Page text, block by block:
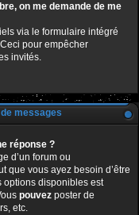
on me demande de me
via le formulaire intégré
pour empêcher
invités.
messages
réponse ?
d’un forum ou
que vous ayez besoin d’être
options disponibles est
pouvez poster de
etc.